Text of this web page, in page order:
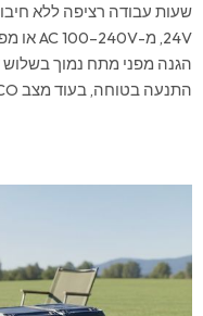
24V, מ-AC ‎100–240V או מפאנל סולארי מתאים.
הגנה מפני מתח נמוך
התנעה בטוחה, בעוד מצב ECO מאריך זמן פעולה בפועל.